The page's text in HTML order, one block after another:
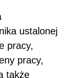
ustalonej
pracy,
pracy,
także